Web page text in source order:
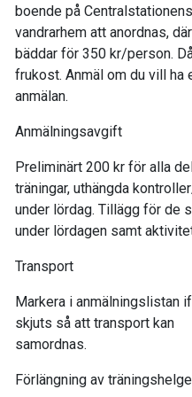
boende på Centralstationens
vandrarhem att anordnas,
bäddar för 350 kr/person.
frukost. Anmäl om du vill ha
anmälan.
Anmälningsavgift
Preliminärt 200 kr för alla
träningar, uthängda
under lördag. Tillägg för de
under lördagen samt
Transport
Markera i anmälningslistan
skjuts så att transport kan
samordnas.
Förlängning av